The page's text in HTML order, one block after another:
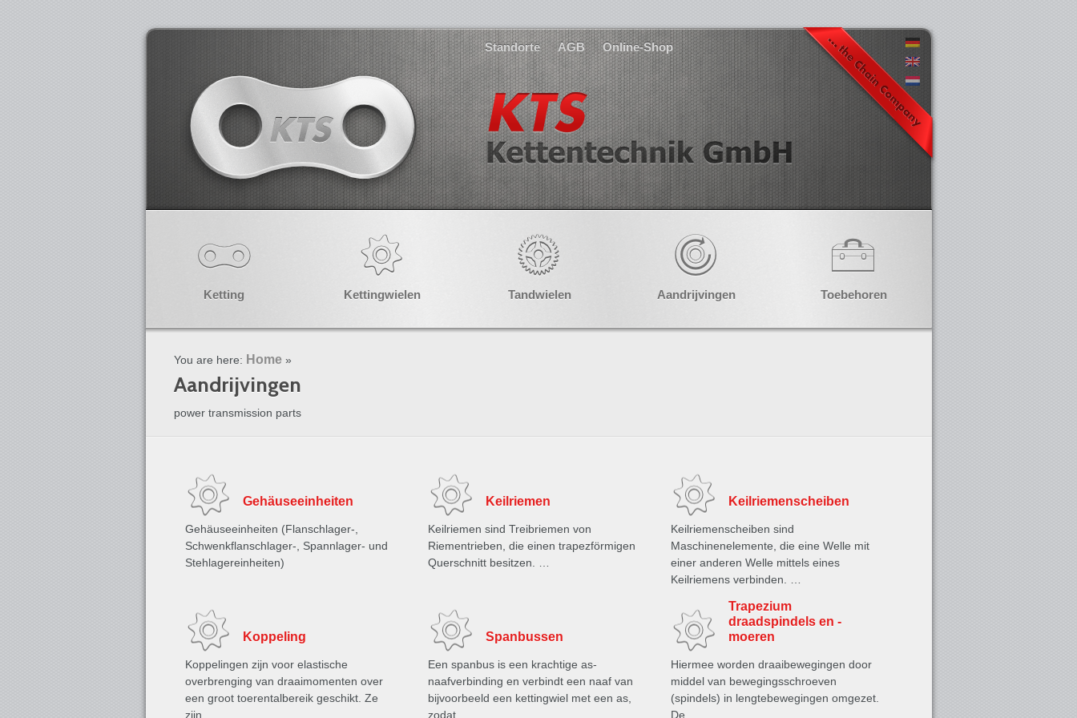
Standorte AGB Online-Shop
Ketting Kettingwielen Tandwielen Aandrijvingen Toebehoren
You are here: Home »
Aandrijvingen
power transmission parts
Gehäuseeinheiten
Gehäuseeinheiten (Flanschlager-,
Schwenkflanschlager-, Spannlager- und
Stehlagereinheiten)
Keilriemen
Keilriemen sind Treibriemen von
Riementrieben, die einen trapezförmigen
Querschnitt besitzen. …
Keilriemenscheiben
Keilriemenscheiben sind
Maschinenelemente, die eine Welle mit
einer anderen Welle mittels eines
Keilriemens verbinden. …
Koppeling
Koppelingen zijn voor elastische
overbrenging van draaimomenten over
een groot toerentalbereik geschikt. Ze
zijn …
Spanbussen
Een spanbus is een krachtige as-
naafverbinding en verbindt een naaf van
bijvoorbeeld een kettingwiel met een as,
zodat …
Trapezium
draadspindels en -
moeren
Hiermee worden draaibewegingen door
middel van bewegingsschroeven
(spindels) in lengtebewegingen omgezet.
De …